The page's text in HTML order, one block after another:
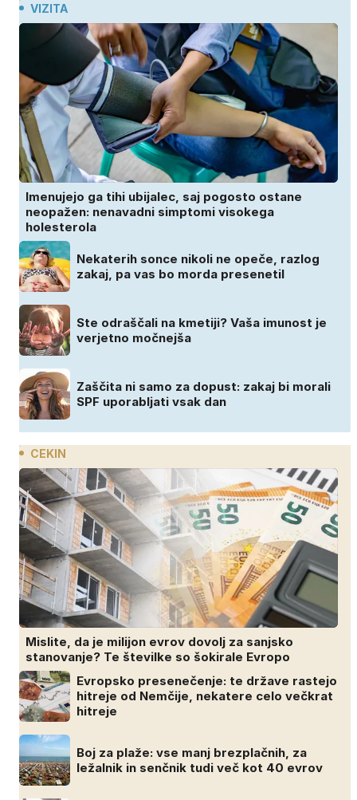
VIZITA
Imenujejo ga tihi ubijalec, saj pogosto ostane
neopažen: nenavadni simptomi visokega
holesterola
Nekaterih sonce nikoli ne opeče, razlog
zakaj, pa vas bo morda presenetil
Ste odraščali na kmetiji? Vaša imunost je
verjetno močnejša
Zaščita ni samo za dopust: zakaj bi morali
SPF uporabljati vsak dan
CEKIN
Mislite, da je milijon evrov dovolj za sanjsko
stanovanje? Te številke so šokirale Evropo
Evropsko presenečenje: te države rastejo
hitreje od Nemčije, nekatere celo večkrat
hitreje
Boj za plaže: vse manj brezplačnih, za
ležalnik in senčnik tudi več kot 40 evrov